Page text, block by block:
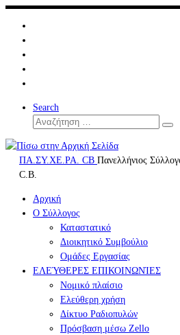
Μετάβαση
περιεχόμενο
Search
Αναζήτηση
ΠΑ.ΣΥ.ΧΕ.ΡΑ. CB Πανελλήνιος
C.B.
Αρχική
Ο Σύλλογος
Καταστατικό
Διοικητικό Συμβούλιο
Ομάδες Εργασίας
ΕΛΕΎΘΕΡΕΣ ΕΠΙΚΟΙΝΩΝΊΕΣ
Νομικό πλαίσιο
Ελεύθερη χρήση
Δίκτυο Ραδιοπυλών
Πρόσβαση μέσω Zello